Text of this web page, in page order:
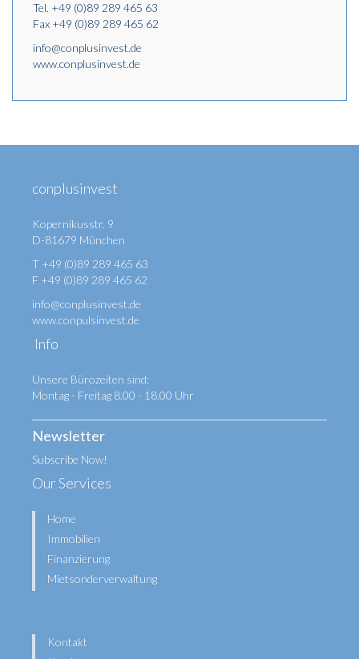
Tel. +49 (0)89 289 465 63
Fax +49 (0)89 289 465 62
info@conplusinvest.de
www.conplusinvest.de
conplusinvest
Kopernikusstr. 9
D-81679 München
T +49 (0)89 289 465 63
F +49 (0)89 289 465 62
info@conplusinvest.de
www.conpulsinvest.de
Info
Unsere Bürozeiten sind:
Montag - Freitag 8.00 - 18.00 Uhr
Newsletter
Subscribe Now!
Our Services
Home
Immobilien
Finanzierung
Mietsonderverwaltung
Kontakt